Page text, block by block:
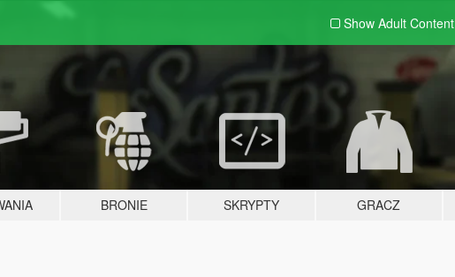
Show Adult Content
BRONIE SKRYPTY GRACZ